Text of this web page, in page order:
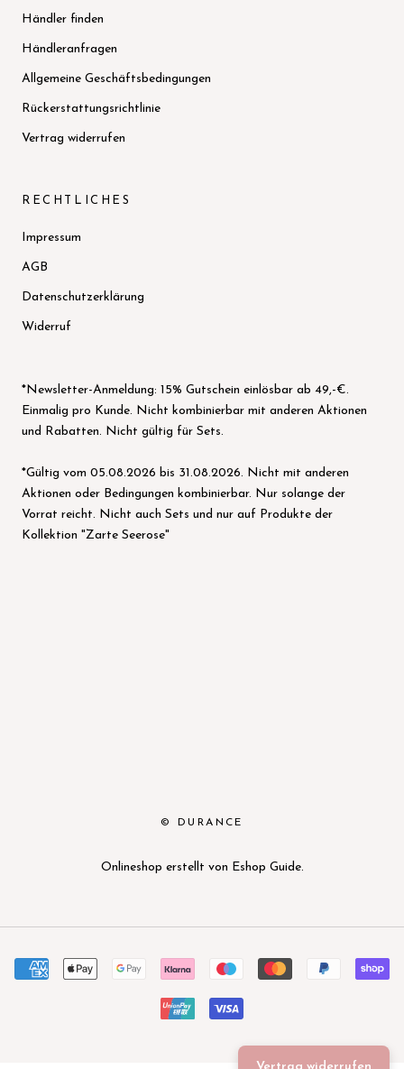
Händler finden
Händleranfragen
Allgemeine Geschäftsbedingungen
Rückerstattungsrichtlinie
Vertrag widerrufen
RECHTLICHES
Impressum
AGB
Datenschutzerklärung
Widerruf
*Newsletter-Anmeldung: 15% Gutschein einlösbar ab 49,-€.
Einmalig pro Kunde. Nicht kombinierbar mit anderen Aktionen
und Rabatten. Nicht gültig für Sets.
*Gültig vom 05.08.2026 bis 31.08.2026. Nicht mit anderen
Aktionen oder Bedingungen kombinierbar. Nur solange der
Vorrat reicht. Nicht auch Sets und nur auf Produkte der
Kollektion "Zarte Seerose"
© DURANCE
Onlineshop erstellt von Eshop Guide.